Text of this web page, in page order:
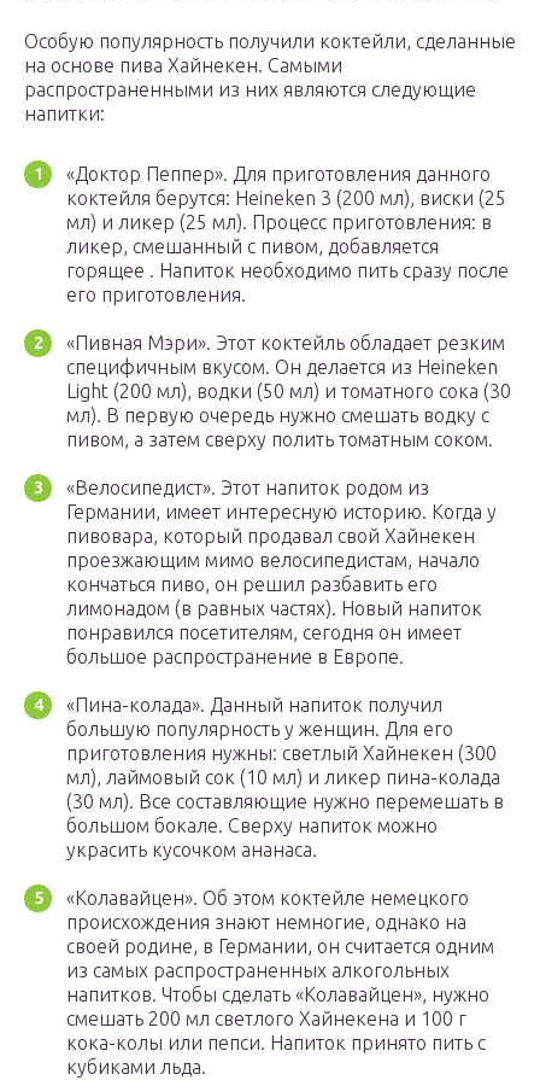
Особую популярность получили коктейли, сделанные
на основе пива Хайнекен. Самыми
распространенными из них являются следующие
напитки:
«Доктор Пеппер». Для приготовления данного
коктейля берутся: Heineken 3 (200 мл), виски (25
мл) и ликер (25 мл). Процесс приготовления: в
ликер, смешанный с пивом, добавляется
горящее . Напиток необходимо пить сразу после
его приготовления.
«Пивная Мэри». Этот коктейль обладает резким
специфичным вкусом. Он делается из Heineken
Light (200 мл), водки (50 мл) и томатного сока (30
мл). В первую очередь нужно смешать водку с
пивом, а затем сверху полить томатным соком.
«Велосипедист». Этот напиток родом из
Германии, имеет интересную историю. Когда у
пивовара, который продавал свой Хайнекен
проезжающим мимо велосипедистам, начало
кончаться пиво, он решил разбавить его
лимонадом (в равных частях). Новый напиток
понравился посетителям, сегодня он имеет
большое распространение в Европе.
«Пина-колада». Данный напиток получил
большую популярность у женщин. Для его
приготовления нужны: светлый Хайнекен (300
мл), лаймовый сок (10 мл) и ликер пина-колада
(30 мл). Все составляющие нужно перемешать в
большом бокале. Сверху напиток можно
украсить кусочком ананаса.
«Колавайцен». Об этом коктейле немецкого
происхождения знают немногие, однако на
своей родине, в Германии, он считается одним
из самых распространенных алкогольных
напитков. Чтобы сделать «Колавайцен», нужно
смешать 200 мл светлого Хайнекена и 100 г
кока-колы или пепси. Напиток принято пить с
кубиками льда.